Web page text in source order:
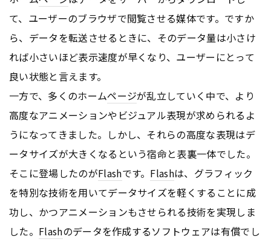
て、ユーザーのブラウザで閲覧させる媒体です。ですか
ら、データを転送させるときに、そのデータ量は小さけ
れば小さいほど表示速度が早くなり、ユーザーにとって
良い状態と言えます。
一方で、多くのホームページが乱立していく中で、より
高度なアニメーションやビジュアル表現が求められるよ
うになってきました。しかし、それらの高度な表現はデ
ータサイズが大きくなるという宿命と表裏一体でした。
そこに登場したのがFlashです。 Flashは、グラフィック
を特別な技術を用いてデータサイズを軽くすることに成
功し、かつアニメーションもさせられる技術を実現しま
した。 Flashのデータを作成するソフトウェアは有償でし